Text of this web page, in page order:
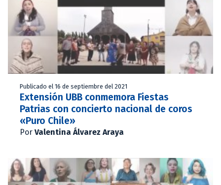
Publicado el 16 de septiembre del 2021
Extensión UBB conmemora Fiestas
Patrias con concierto nacional de coros
«Puro Chile»
Por Valentina Álvarez Araya